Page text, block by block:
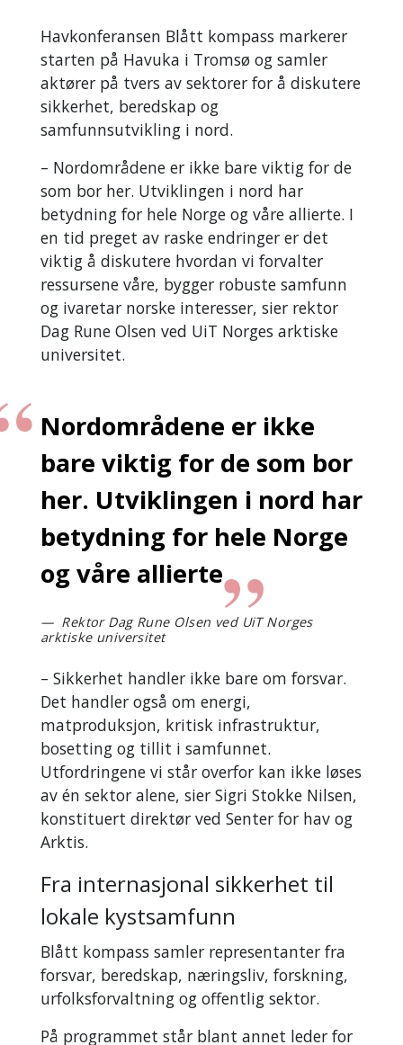
Havkonferansen Blått kompass markerer
starten på Havuka i Tromsø og samler
aktører på tvers av sektorer for å diskutere
sikkerhet, beredskap og
samfunnsutvikling i nord.
– Nordområdene er ikke bare viktig for de
som bor her. Utviklingen i nord har
betydning for hele Norge og våre allierte. I
en tid preget av raske endringer er det
viktig å diskutere hvordan vi forvalter
ressursene våre, bygger robuste samfunn
og ivaretar norske interesser, sier rektor
Dag Rune Olsen ved UiT Norges arktiske
universitet.
Nordområdene er ikke
bare viktig for de som bor
her. Utviklingen i nord har
betydning for hele Norge
og våre allierte
Rektor Dag Rune Olsen ved UiT Norges
arktiske universitet
– Sikkerhet handler ikke bare om forsvar.
Det handler også om energi,
matproduksjon, kritisk infrastruktur,
bosetting og tillit i samfunnet.
Utfordringene vi står overfor kan ikke løses
av én sektor alene, sier Sigri Stokke Nilsen,
konstituert direktør ved Senter for hav og
Arktis.
Fra internasjonal sikkerhet til
lokale kystsamfunn
Blått kompass samler representanter fra
forsvar, beredskap, næringsliv, forskning,
urfolksforvaltning og offentlig sektor.
På programmet står blant annet leder for